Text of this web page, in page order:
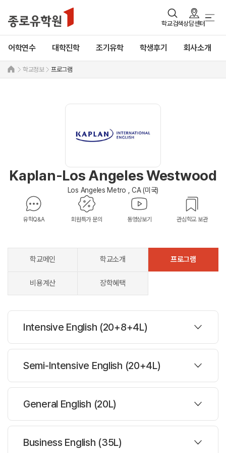
학교검색상담센터
어학연수 대학진학 조기유학 학생후기 회사소개
학교정보 프로그램
Kaplan-Los Angeles Westwood
Los Angeles Metro , CA (미국)
유학Q&A 회원특가 문의 동영상보기 관심학교 보관
학교메인 학교소개 프로그램
비용계산 장학혜택
Intensive English (20+8+4L)
프로그램
대상나이 :16세이상
과정설명
Semi-Intensive English (20+4L)
프로그램
대상나이 :16세이상
General English (20L)
프로그램
Business English (35L)